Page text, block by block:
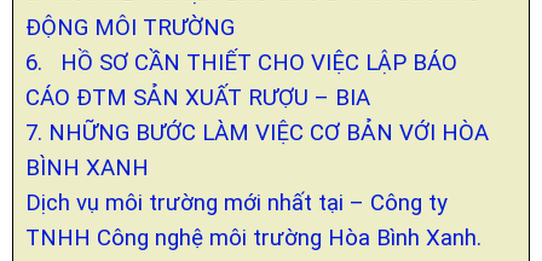
ĐỘNG MÔI TRƯỜNG
6. HỒ SƠ CẦN THIẾT CHO VIỆC LẬP BÁO
CÁO ĐTM SẢN XUẤT RƯỢU – BIA
7. NHỮNG BƯỚC LÀM VIỆC CƠ BẢN VỚI HÒA
BÌNH XANH
Dịch vụ môi trường mới nhất tại – Công ty
TNHH Công nghệ môi trường Hòa Bình Xanh.